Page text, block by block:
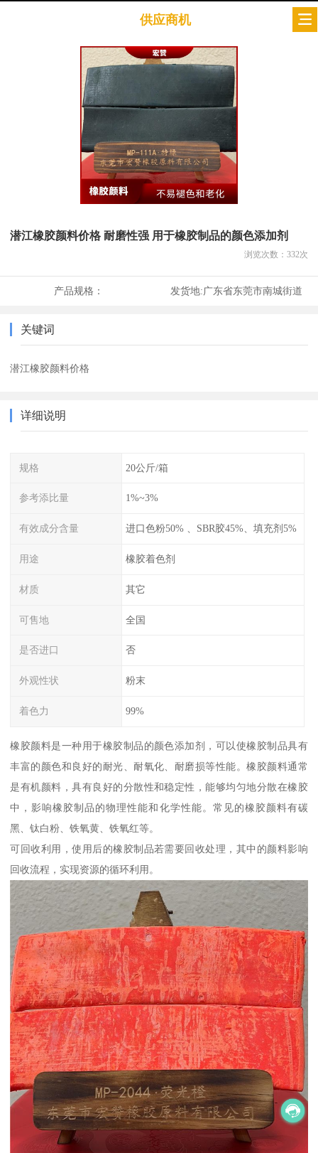
供应商机
潜江橡胶颜料价格 耐磨性强 用于橡胶制品的颜色添加剂
浏览次数： 332次
产品规格： 发货地:广东省东莞市南城街道
关键词
潜江橡胶颜料价格
详细说明
规格 20公斤/箱
参考添比量 1%~3%
有效成分含量 进口色粉50% 、SBR胶45%、填充剂5%
用途 橡胶着色剂
材质 其它
可售地 全国
是否进口 否
外观性状 粉末
着色力 99%
橡胶颜料是一种用于橡胶制品的颜色添加剂，可以使橡胶制品具有
丰富的颜色和良好的耐光、耐氧化、耐磨损等性能。橡胶颜料通常
是有机颜料，具有良好的分散性和稳定性，能够均匀地分散在橡胶
中，影响橡胶制品的物理性能和化学性能。常见的橡胶颜料有碳
黑、钛白粉、铁氧黄、铁氧红等。
可回收利用，使用后的橡胶制品若需要回收处理，其中的颜料影响
回收流程，实现资源的循环利用。